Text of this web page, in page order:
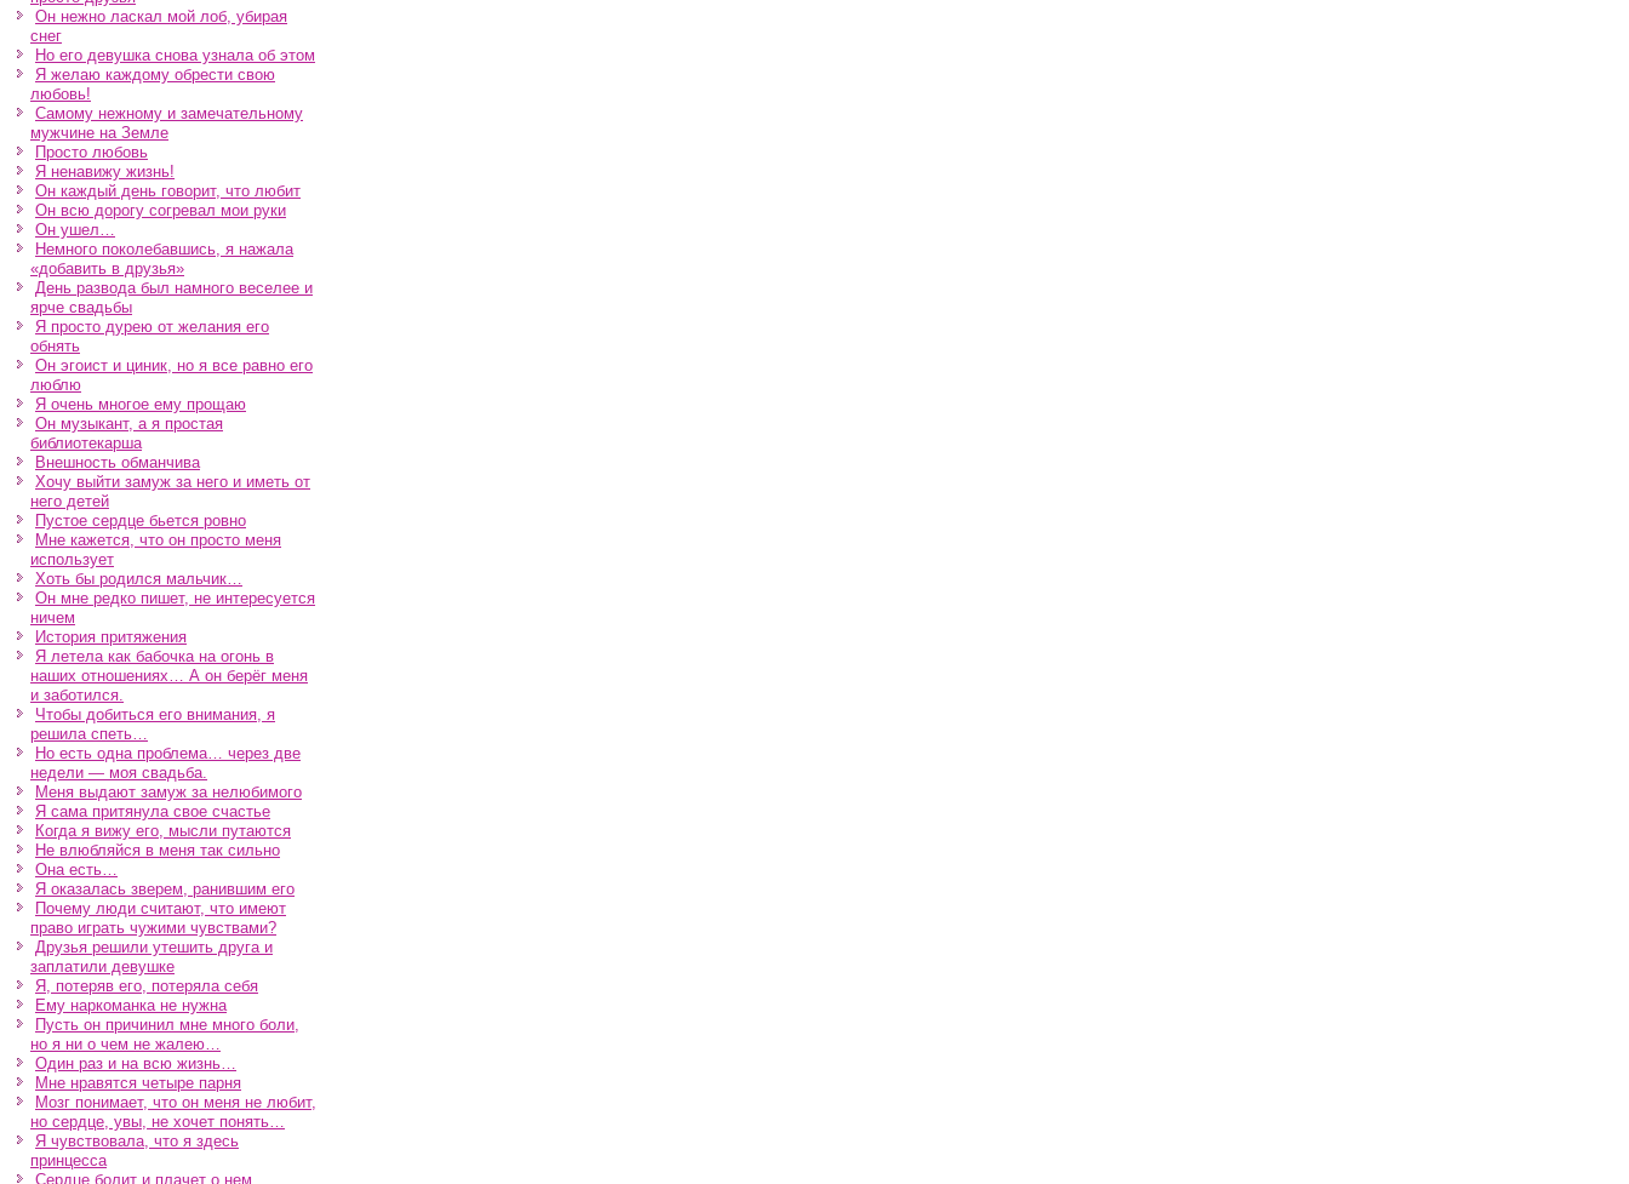
Он нежно ласкал мой лоб, убирая
снег
Но его девушка снова узнала об этом
Я желаю каждому обрести свою
любовь!
Самому нежному и замечательному
мужчине на Земле
Просто любовь
Я ненавижу жизнь!
Он каждый день говорит, что любит
Он всю дорогу согревал мои руки
Он ушел…
Немного поколебавшись, я нажала
«добавить в друзья»
День развода был намного веселее и
ярче свадьбы
Я просто дурею от желания его
обнять
Он эгоист и циник, но я все равно его
люблю
Я очень многое ему прощаю
Он музыкант, а я простая
библиотекарша
Внешность обманчива
Хочу выйти замуж за него и иметь от
него детей
Пустое сердце бьется ровно
Мне кажется, что он просто меня
использует
Хоть бы родился мальчик…
Он мне редко пишет, не интересуется
ничем
История притяжения
Я летела как бабочка на огонь в
наших отношениях… А он берёг меня
и заботился.
Чтобы добиться его внимания, я
решила спеть…
Но есть одна проблема… через две
недели — моя свадьба.
Меня выдают замуж за нелюбимого
Я сама притянула свое счастье
Когда я вижу его, мысли путаются
Не влюбляйся в меня так сильно
Она есть…
Я оказалась зверем, ранившим его
Почему люди считают, что имеют
право играть чужими чувствами?
Друзья решили утешить друга и
заплатили девушке
Я, потеряв его, потеряла себя
Ему наркоманка не нужна
Пусть он причинил мне много боли,
но я ни о чем не жалею…
Один раз и на всю жизнь…
Мне нравятся четыре парня
Мозг понимает, что он меня не любит,
но сердце, увы, не хочет понять…
Я чувствовала, что я здесь
принцесса
Сердце болит и плачет о нем